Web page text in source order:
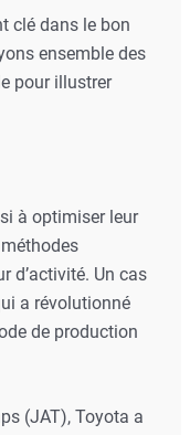
clé dans le bon
ensemble des
pour illustrer
à optimiser leur
d’activité. Un cas
a révolutionné
de production
(JAT), Toyota a